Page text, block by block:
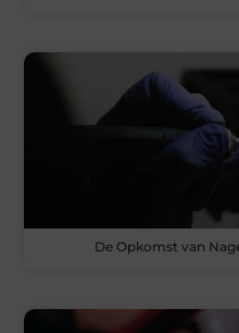
De Opkomst van